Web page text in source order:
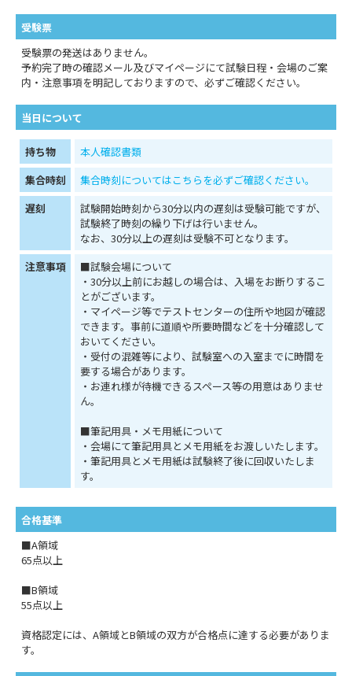
受験票
受験票の発送はありません。
予約完了時の確認メール及びマイページにて試験日程・会場のご案
内・注意事項を明記しておりますので、必ずご確認ください。
当日について
持ち物
本人確認書類
集合時刻
集合時刻についてはこちらを必ずご確認ください。
遅刻
試験開始時刻から30分以内の遅刻は受験可能ですが、
試験終了時刻の繰り下げは行いません。
なお、30分以上の遅刻は受験不可となります。
注意事項
■試験会場について
・30分以上前にお越しの場合は、入場をお断りするこ
とがございます。
・マイページ等でテストセンターの住所や地図が確認
できます。事前に道順や所要時間などを十分確認して
おいてください。
・受付の混雑等により、試験室への入室までに時間を
要する場合があります。
・お連れ様が待機できるスペース等の用意はありませ
ん。
■筆記用具・メモ用紙について
・会場にて筆記用具とメモ用紙をお渡しいたします。
・筆記用具とメモ用紙は試験終了後に回収いたしま
す。
合格基準
■A領域
65点以上
■B領域
55点以上
資格認定には、A領域とB領域の双方が合格点に達する必要がありま
す。